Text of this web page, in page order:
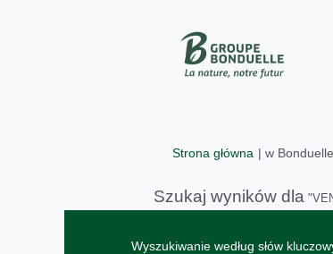
Strona główna | w Bonduelle
Szukaj wyników dla
Wyszukiwanie według słów